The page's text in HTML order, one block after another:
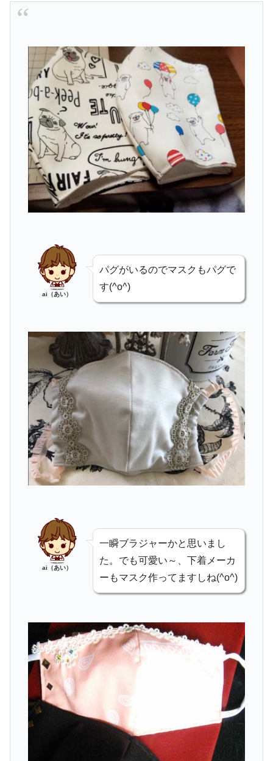
ai（あい）
パグがいるのでマスクもパグで
す(^o^)
ai（あい）
一瞬ブラジャーかと思いまし
た。でも可愛い～、下着メーカ
ーもマスク作ってますしね(^o^)